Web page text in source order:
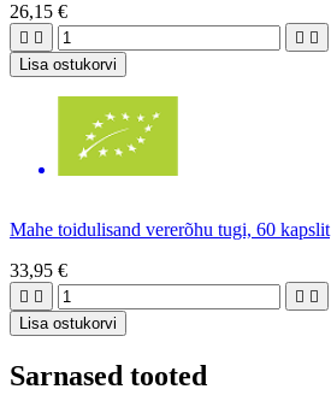
26,15 €
   
Lisa ostukorvi
Mahe toidulisand vererõhu tugi, 60 kapslit
33,95 €
   
Lisa ostukorvi
Sarnased tooted